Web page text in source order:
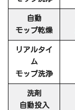
自動
モップ乾燥
リアルタイ
ム
モップ洗浄
洗剤
自動投入